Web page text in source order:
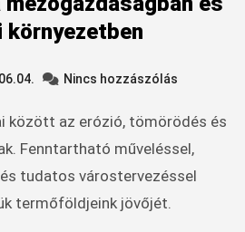
környezetben
Nincs hozzászólás
Fenntartható műveléssel,
tudatos várostervezéssel
termőföldjeink jövőjét.